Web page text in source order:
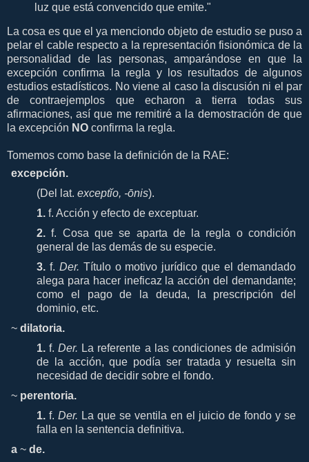
luz que está convencido que emite."
La cosa es que el ya menciondo objeto de estudio se puso a
pelar el cable respecto a la representación fisionómica de la
personalidad de las personas, amparándose en que la
excepción confirma la regla y los resultados de algunos
estudios estadísticos. No viene al caso la discusión ni el par
de contraejemplos que echaron a tierra todas sus
afirmaciones, así que me remitiré a la demostración de que
la excepción NO confirma la regla.
Tomemos como base la definición de la RAE:
excepción.
(Del lat. exceptĭo, -ōnis).
1. f. Acción y efecto de exceptuar.
2. f. Cosa que se aparta de la regla o condición
general de las demás de su especie.
3. f. Der. Título o motivo jurídico que el demandado
alega para hacer ineficaz la acción del demandante;
como el pago de la deuda, la prescripción del
dominio, etc.
~ dilatoria.
1. f. Der. La referente a las condiciones de admisión
de la acción, que podía ser tratada y resuelta sin
necesidad de decidir sobre el fondo.
~ perentoria.
1. f. Der. La que se ventila en el juicio de fondo y se
falla en la sentencia definitiva.
a ~ de.